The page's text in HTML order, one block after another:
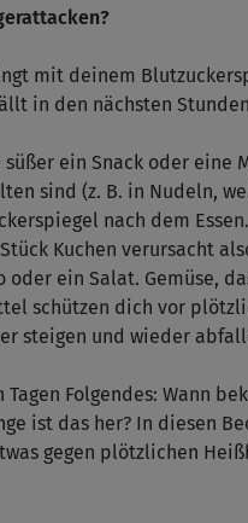
mit deinem
in den nächsten
süßer ein Snack oder
sind (z. B. in Nudeln,
nach dem
Kuchen verursacht
oder ein Salat. Gemüse,
schützen dich vor
steigen und wieder
Folgendes: Wann
ist das her? In diesen
gegen plötzlichen